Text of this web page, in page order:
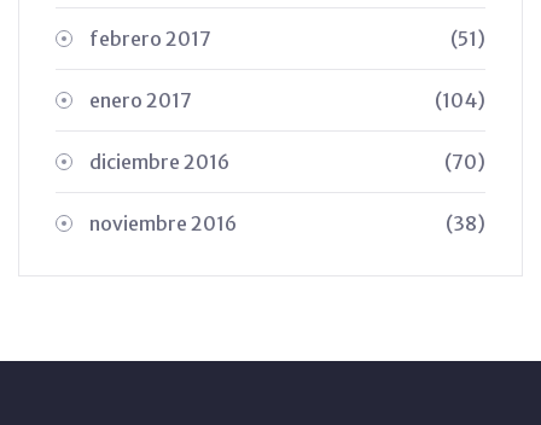
febrero 2017 (51)
enero 2017 (104)
diciembre 2016 (70)
noviembre 2016 (38)